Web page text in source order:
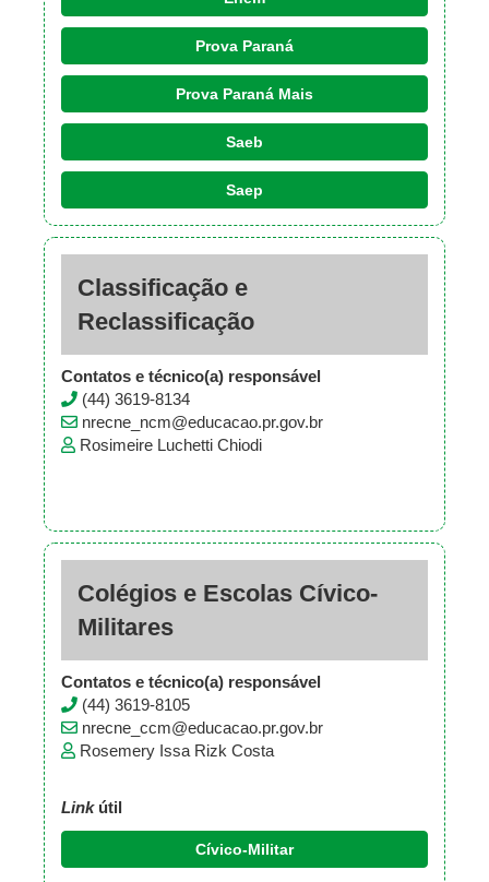
Prova Paraná
Prova Paraná Mais
Saeb
Saep
Classificação e
Reclassificação
Contatos e técnico(a) responsável
(44) 3619-8134
nrecne_ncm@educacao.pr.gov.br
Rosimeire Luchetti Chiodi
Colégios e Escolas Cívico-
Militares
Contatos e técnico(a) responsável
(44) 3619-8105
nrecne_ccm@educacao.pr.gov.br
Rosemery Issa Rizk Costa
Linkútil
Cívico-Militar